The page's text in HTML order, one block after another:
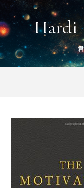
Skip to content
Hardi